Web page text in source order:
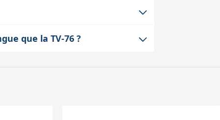
supplémentaires ni d'adaptateurs
et la valeur de l'instrument.
que la TV-76 ?